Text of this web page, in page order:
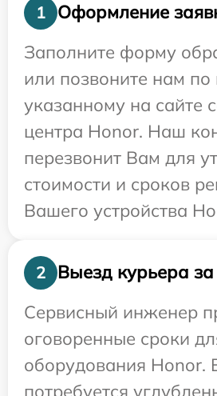
1
Оформление
Заполните форму
или позвоните нам по
указанному на сайте
центра Honor. Наш
перезвонит Вам для
стоимости и сроков
Вашего устройства
2
Выезд курьера
Сервисный инженер
оговоренные сроки
оборудования Honor.
потребуется